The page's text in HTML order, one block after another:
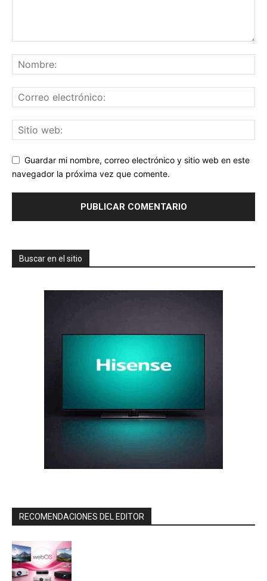
Guardar mi nombre, correo electrónico y sitio web en este
navegador la próxima vez que comente.
Buscar en el sitio
RECOMENDACIONES DEL EDITOR